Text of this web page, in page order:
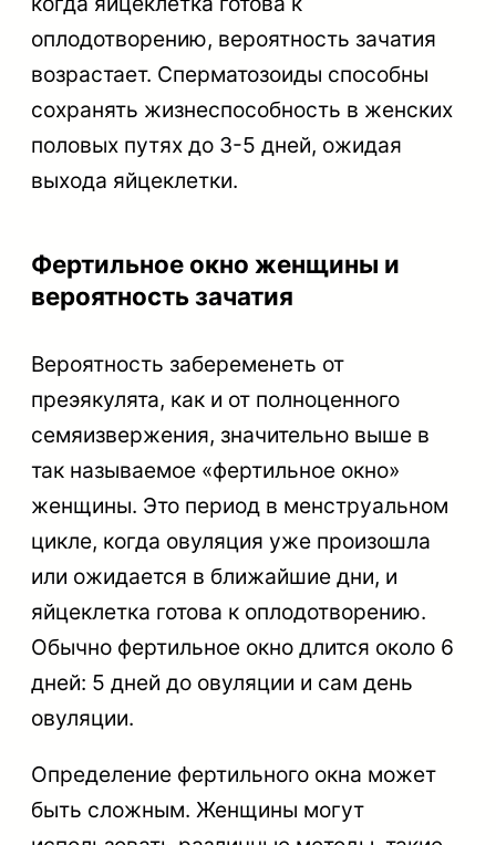
оплодотворению, вероятность зачатия
возрастает. Сперматозоиды способны
сохранять жизнеспособность в женских
половых путях до 3-5 дней, ожидая
выхода яйцеклетки.
Фертильное окно женщины и
вероятность зачатия
Вероятность забеременеть от
преэякулята, как и от полноценного
семяизвержения, значительно выше в
так называемое «фертильное окно»
женщины. Это период в менструальном
цикле, когда овуляция уже произошла
или ожидается в ближайшие дни, и
яйцеклетка готова к оплодотворению.
Обычно фертильное окно длится около 6
дней: 5 дней до овуляции и сам день
овуляции.
Определение фертильного окна может
быть сложным. Женщины могут